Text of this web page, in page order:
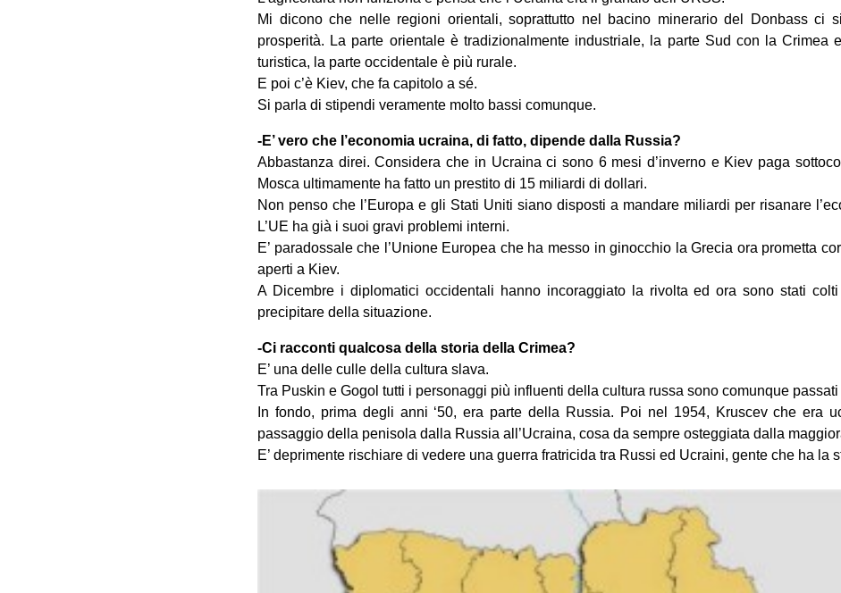
Mi dicono che nelle regioni orientali, soprattutto nel bacino minerario del Donbass ci
prosperità. La parte orientale è tradizionalmente industriale, la parte Sud con la Crimea
turistica, la parte occidentale è più rurale.
E poi c’è Kiev, che fa capitolo a sé.
Si parla di stipendi veramente molto bassi comunque.
-E’ vero che l’economia ucraina, di fatto, dipende dalla Russia?
Abbastanza direi. Considera che in Ucraina ci sono 6 mesi d’inverno e Kiev paga
Mosca ultimamente ha fatto un prestito di 15 miliardi di dollari.
Non penso che l’Europa e gli Stati Uniti siano disposti a mandare miliardi per risanare
L’UE ha già i suoi gravi problemi interni.
E’ paradossale che l’Unione Europea che ha messo in ginocchio la Grecia ora prometta
aperti a Kiev.
A Dicembre i diplomatici occidentali hanno incoraggiato la rivolta ed ora sono stati colti
precipitare della situazione.
-Ci racconti qualcosa della storia della Crimea?
E’ una delle culle della cultura slava.
Tra Puskin e Gogol tutti i personaggi più influenti della cultura russa sono comunque passati
In fondo, prima degli anni ‘50, era parte della Russia. Poi nel 1954, Kruscev che era
passaggio della penisola dalla Russia all’Ucraina, cosa da sempre osteggiata dalla
E’ deprimente rischiare di vedere una guerra fratricida tra Russi ed Ucraini, gente che ha la